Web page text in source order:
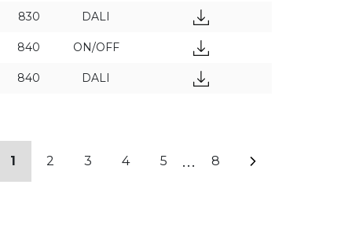
830 DALI
840 ON/OFF
840 DALI
1 2 3 4 5 ... 8